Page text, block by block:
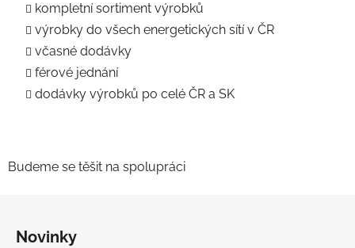
kompletní sortiment výrobků
výrobky do všech energetických sítí v ČR
včasné dodávky
férové jednání
dodávky výrobků po celé ČR a SK
Budeme se těšit na spolupráci
Novinky